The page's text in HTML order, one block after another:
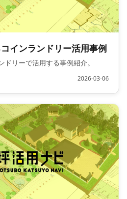
インランドリー活用事例
リーで活用する事例紹介。
2026-03-06